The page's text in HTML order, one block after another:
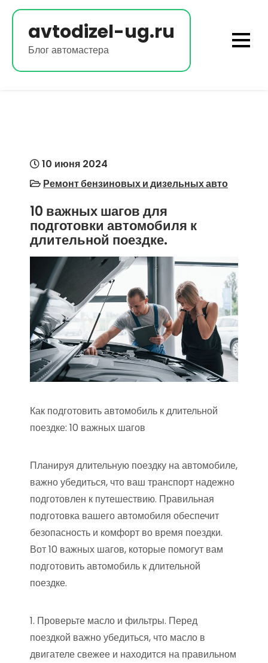
Перейти
содержимомуavtodizel-ug.ru
Блог автомастера
10 июня 2024
Ремонт бензиновых и дизельных авто
10 важных шагов для
подготовки автомобиля к
длительной поездке.
Как подготовить автомобиль к длительной
поездке: 10 важных шагов
Планируя длительную поездку на автомобиле,
важно убедиться, что ваш транспорт надежно
подготовлен к путешествию. Правильная
подготовка вашего автомобиля обеспечит
безопасность и комфорт во время поездки.
Вот 10 важных шагов, которые помогут вам
подготовить автомобиль к длительной
поездке.
1. Проверьте масло и фильтры. Перед
поездкой важно убедиться, что масло в
двигателе свежее и находится на правильном